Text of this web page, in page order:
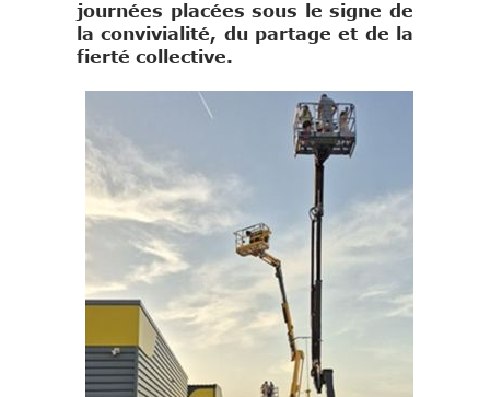
journées placées sous le signe de
la convivialité, du partage et de la
fierté collective.